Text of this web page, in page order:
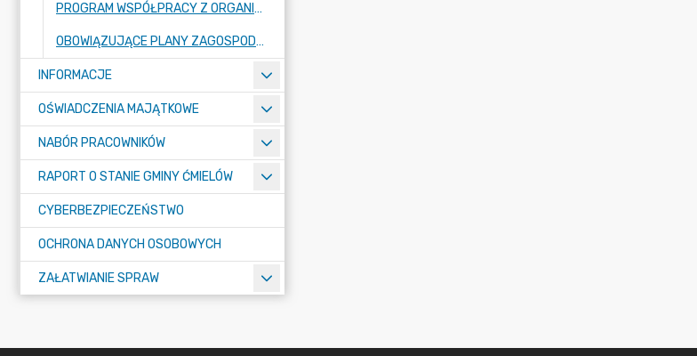
PROGRAM WSPÓŁPRACY Z ORGANIZACJAMI POZARZĄDOWYMI
OBOWIĄZUJĄCE PLANY ZAGOSPODAROWANIA PRZESTRZENNEGO ORAZ ICH ZMIANY
INFORMACJE
OŚWIADCZENIA MAJĄTKOWE
NABÓR PRACOWNIKÓW
RAPORT O STANIE GMINY ĆMIELÓW
CYBERBEZPIECZEŃSTWO
OCHRONA DANYCH OSOBOWYCH
ZAŁATWIANIE SPRAW